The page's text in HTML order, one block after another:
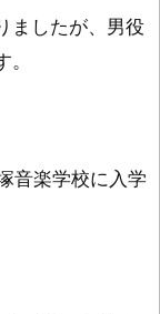
ましたが、男役
音楽学校に入学